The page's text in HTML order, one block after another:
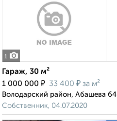
1
Гараж, 30 м²
1 000 000 ₽ 33 400 ₽ за м²
Володарский район, Абашева 64
Собственник, 04.07.2020